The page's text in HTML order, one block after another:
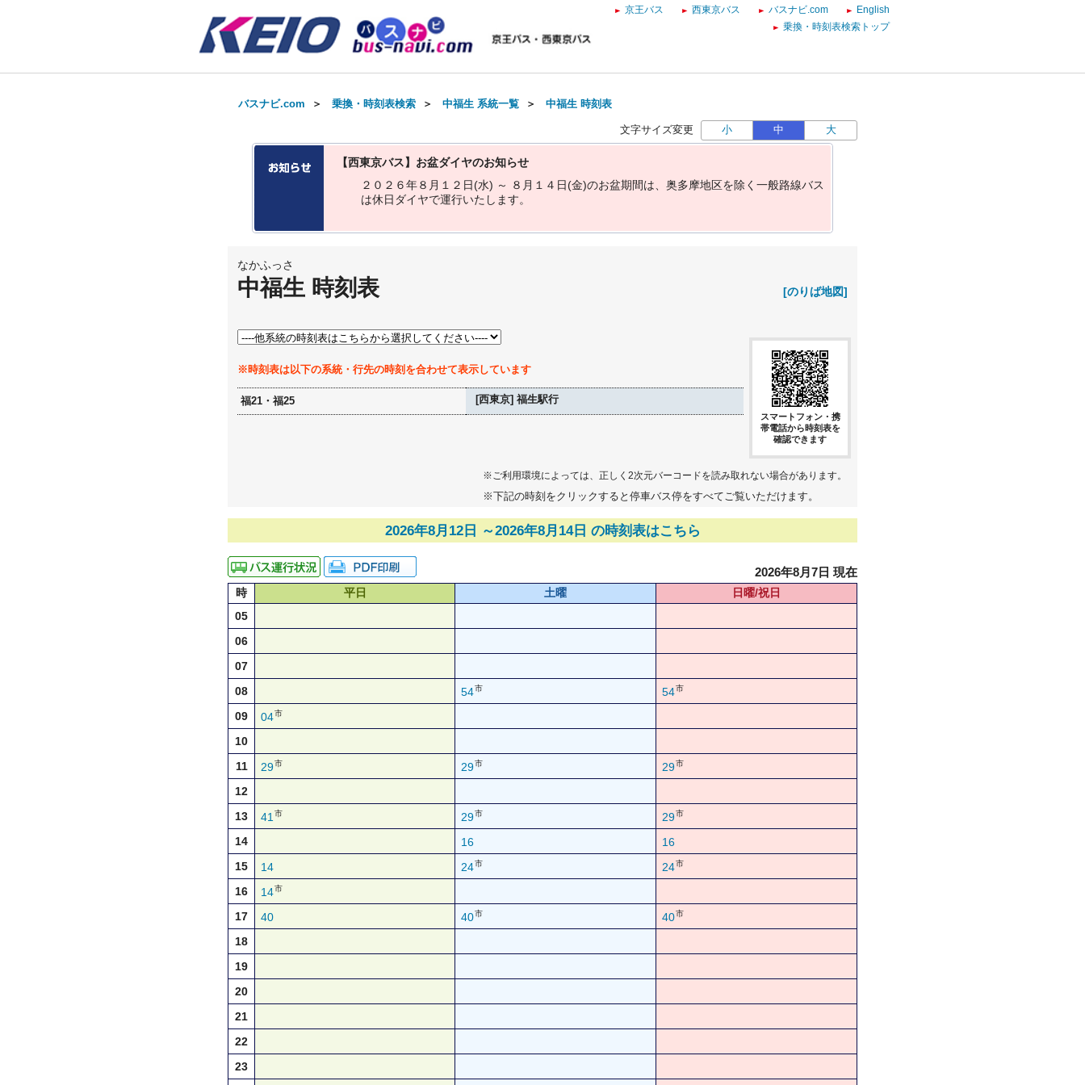
京王バス 西東京バス バスナビ.com
English
乗換・時刻表検索トップ
バスナビ.com ＞ 乗換・時刻表検索 ＞ 中福生 系統一覧 ＞ 中福生 時刻表
文字サイズ変更 小 中 大
【西東京バス】お盆ダイヤのお知らせ
２ ０ ２ ６年８ 月 １ ２ 日(水) ～ ８ 月 １ ４ 日(金)のお盆期間は 奥多摩地区を除 く 一般路線バス
は休日 ダイヤで運行いた し ます。
なかふっさ
中福生 時刻表 [のりば地図]
※時刻表は以下の系統・行先の時刻を合わせて表示しています
福21・福25 [西東京] 福生駅行
スマートフォン・携
帯電話から時刻表を
確認できます
※ご利用環境によっては、正しく2次元バーコードを読み取れない場合があります。
※下記の時刻をクリックすると停車バス停をすべてご覧いただけます。
2026年8月12日 ～2026年8月14日 の時刻表はこちら
2026年8月7日 現在
時 平日 土曜
日曜/祝日
05
06
07
08
54市 54市
09 04市
10
11
29市 29市 29市
12
13
41 市 29市 29市
14 16
16
15
14 24市 24市
16 14市
17 40 40市 40市
18
19
20
21
22
23